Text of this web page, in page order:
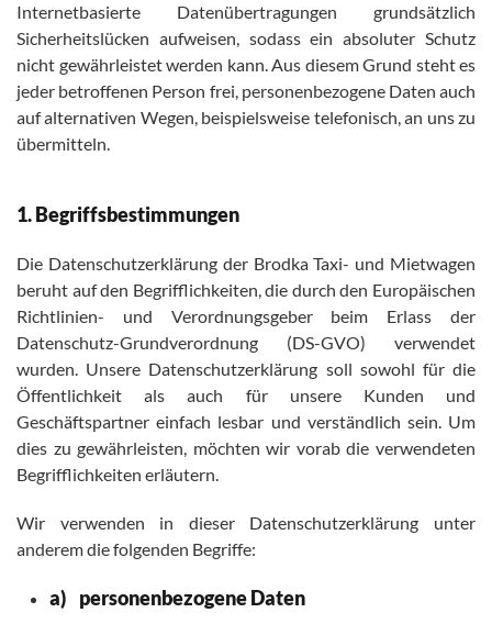
Internetbasierte Datenübertragungen grundsätzlich
Sicherheitslücken aufweisen, sodass ein absoluter Schutz
nicht gewährleistet werden kann. Aus diesem Grund steht es
jeder betroffenen Person frei, personenbezogene Daten auch
auf alternativen Wegen, beispielsweise telefonisch, an uns zu
übermitteln.
1. Begriffsbestimmungen
Die Datenschutzerklärung der Brodka Taxi- und Mietwagen
beruht auf den Begrifflichkeiten, die durch den Europäischen
Richtlinien- und Verordnungsgeber beim Erlass der
Datenschutz-Grundverordnung (DS-GVO) verwendet
wurden. Unsere Datenschutzerklärung soll sowohl für die
Öffentlichkeit als auch für unsere Kunden und
Geschäftspartner einfach lesbar und verständlich sein. Um
dies zu gewährleisten, möchten wir vorab die verwendeten
Begrifflichkeiten erläutern.
Wir verwenden in dieser Datenschutzerklärung unter
anderem die folgenden Begriffe:
a) personenbezogene Daten